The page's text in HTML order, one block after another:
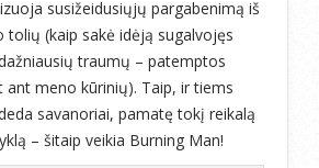
susižeidusiųjų pargabenimą iš
tolių (kaip sakė idėją sugalvojęs
traumų – patemptos
ant meno kūrinių). Taip, ir tiems
savanoriai, pamatę tokį reikalą
– šitaip veikia Burning Man!